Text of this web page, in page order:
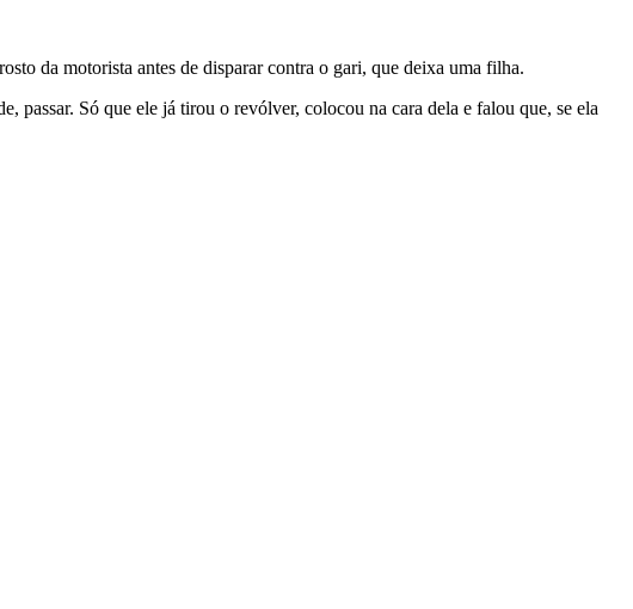
da motorista antes de disparar contra o gari, que deixa uma filha.
passar. Só que ele já tirou o revólver, colocou na cara dela e falou que, se ela